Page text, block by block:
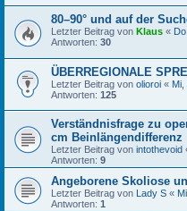
80–90° und auf der
Letzter Beitrag von Klaus «
Antworten: 30
ÜBERREGIONALE
Letzter Beitrag von olioroi «
Antworten: 125
Verständnisfrage zu
cm Beinlängendifferenz
Letzter Beitrag von intothevoid
Antworten: 9
Angeborene Skoliose
Letzter Beitrag von Lady S «
Antworten: 1